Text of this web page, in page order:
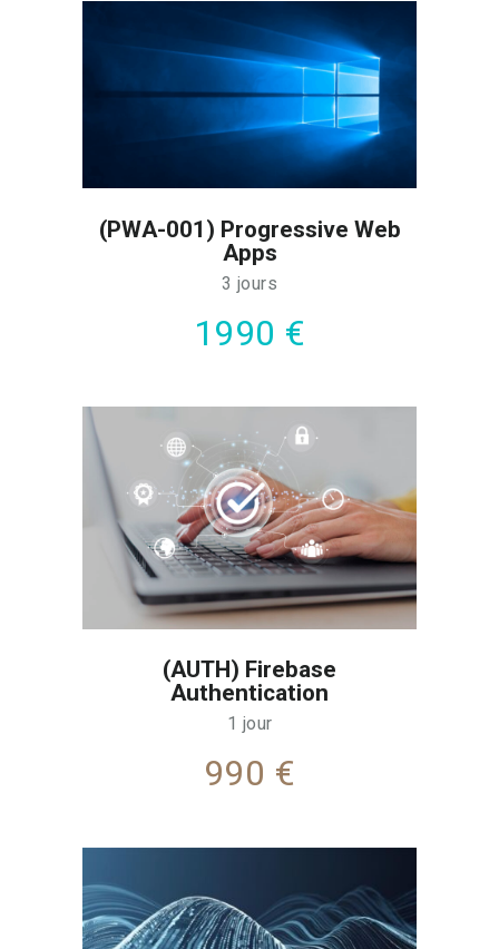
(PWA-001) Progressive Web
Apps
3 jours
1990 €
(AUTH) Firebase
Authentication
1 jour
990 €